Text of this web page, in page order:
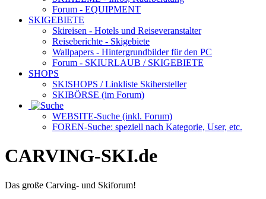
Forum - EQUIPMENT
SKIGEBIETE
Skireisen - Hotels und Reiseveranstalter
Reiseberichte - Skigebiete
Wallpapers - Hintergrundbilder für den PC
Forum - SKIURLAUB / SKIGEBIETE
SHOPS
SKISHOPS / Linkliste Skihersteller
SKIBÖRSE (im Forum)
WEBSITE-Suche (inkl. Forum)
FOREN-Suche: speziell nach Kategorie, User, etc.
CARVING-SKI.de
Das große Carving- und Skiforum!